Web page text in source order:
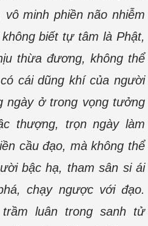
minh phiền não nhiễm
biết tự tâm là Phật,
thừa đương, không thể
cái dũng khí của người
ngày ở trong vọng tưởng
thượng, trọn ngày làm
cầu đạo, mà không thể
bậc hạ, tham sân si ái
chạy ngược với đạo.
luân trong sanh tử